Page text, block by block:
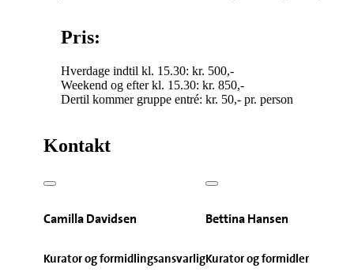
Pris:
Hverdage indtil kl. 15.30: kr. 500,-
Weekend og efter kl. 15.30: kr. 850,-
Dertil kommer gruppe entré: kr. 50,- pr. person
Kontakt
Camilla Davidsen
Kurator og formidlingsansvarlig
Bettina Hansen
Kurator og formidler